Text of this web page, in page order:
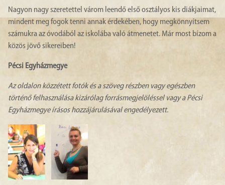
Nagyon nagy szeretettel várom leendő első osztályos kis diákjaimat,
mindent meg fogok tenni annak érdekében, hogy megkönnyítsem
számukra az óvodából az iskolába való átmenetet. Már most bízom a
közös jövő sikereiben!
Pécsi Egyházmegye
Az oldalon közzétett fotók és a szöveg részben vagy egészben
történő felhasználása kizárólag forrásmegjelöléssel vagy a Pécsi
Egyházmegye írásos hozzájárulásával engedélyezett.